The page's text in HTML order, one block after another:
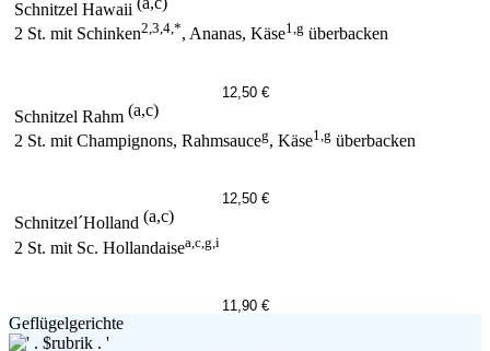
Schnitzel Hawaii
2 St. mit Schinken2,3,4,*, Ananas, Käse1,g überbacken
12,50 €
Schnitzel Rahm (a,c)
2 St. mit Champignons, Rahmsauceg, Käse1,g überbacken
12,50 €
Schnitzel´Holland (a,c)
2 St. mit Sc. Hollandaisea,c,g,i
11,90 €
Geflügelgerichte